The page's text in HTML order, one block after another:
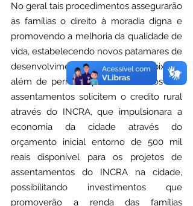
No geral tais procedimentos assegurarão
às famílias o direito à moradia digna e
promovendo a melhoria da qualidade de
vida, estabelecendo novos patamares de
desenvolvimento social para Capixaba,
além de permitir que os membros dos
assentamentos solicitem o credito rural
através do INCRA, que impulsionara a
economia da cidade através do
orçamento inicial entorno de 500 mil
reais disponível para os projetos de
assentamentos do INCRA na cidade,
possibilitando investimentos que
promoverão a renda das famílias